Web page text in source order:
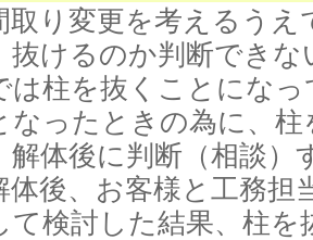
り変更を考えるうえ
抜けるのか判断でき
は柱を抜くことにな
なったときの為に、
解体後に判断（相談
後、お客様と工務担
て検討した結果、柱